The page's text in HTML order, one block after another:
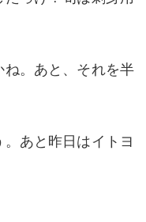
。あと、それを半
あと昨日はイトヨ